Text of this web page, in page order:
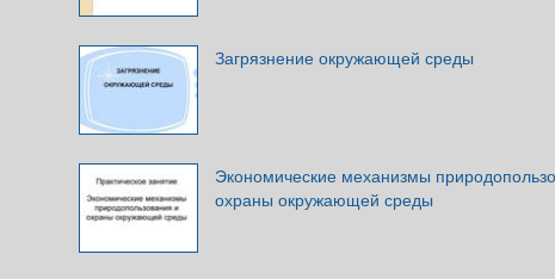
Загрязнение окружающей среды
Экономические механизмы
охраны окружающей среды